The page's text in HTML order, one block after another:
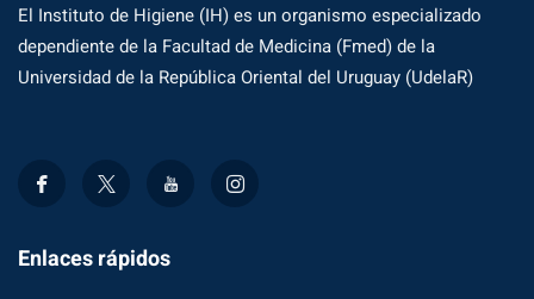
El Instituto de Higiene (IH) es un organismo especializado
dependiente de la Facultad de Medicina (Fmed) de la
Universidad de la República Oriental del Uruguay (UdelaR)
Enlaces rápidos